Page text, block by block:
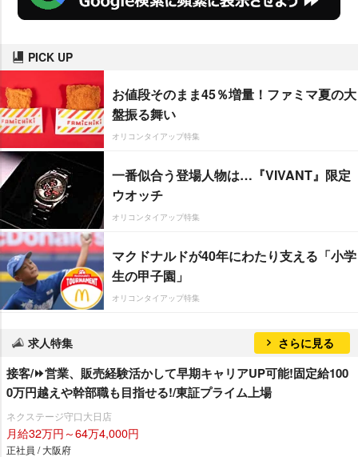
PICK UP
お値段そのまま45％増量！ファミマ夏の大
盤振る舞い
オリコンタイアップ特集
一番似合う登場人物は…『VIVANT』限定
ウオッチ
オリコンタイアップ特集
マクドナルドが40年にわたり支える「小学
生の甲子園」
オリコンタイアップ特集
求人特集 さらに見る
接客/⏩️営業、販売経験活かして早期キャリアUP可能!固定給100
0万円越えや幹部職も目指せる!/東証プライム上場
ネクステージ守口大日店
月給32万円～64万4,000円
正社員 / 大阪府